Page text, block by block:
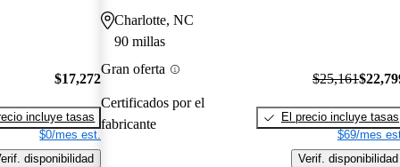
$17,272
incluye tasas
$0/mes est.
disponibilidad
Charlotte, NC
90 millas
Gran oferta
Certificados por el
fabricante
$25,161
El precio incluye tasas
$69/mes
Verif. disponibilidad